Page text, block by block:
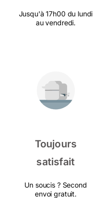
Jusqu'à 17h00 du lundi
au vendredi.
Toujours
satisfait
Un soucis ? Second
envoi gratuit.